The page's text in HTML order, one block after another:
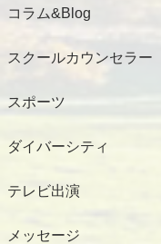
コラム&Blog
スクールカウンセラー
スポーツ
ダイバーシティ
テレビ出演
メッセージ